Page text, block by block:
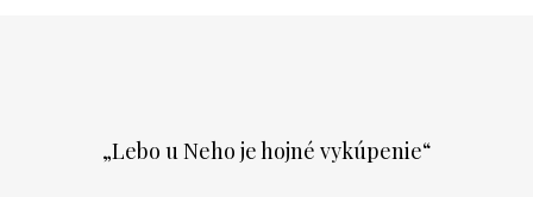
„Lebo u Neho je hojné vykúpenie“